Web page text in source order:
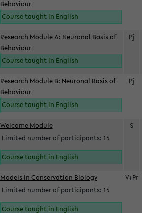
Behaviour
Course taught in English
Research Module A: Neuronal Basis of
Behaviour
Course taught in English
Pj
Research Module B: Neuronal Basis of
Behaviour
Course taught in English
Pj
Welcome Module
Limited number of participants: 15
Course taught in English
S
Models in Conservation Biology
Limited number of participants: 15
Course taught in English
V+Pr